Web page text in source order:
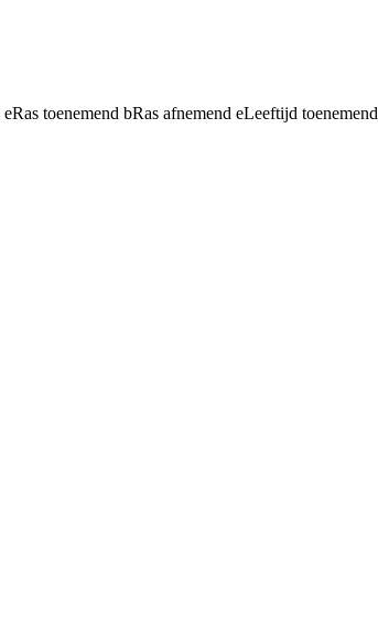
eRas toenemend bRas afnemend eLeeftijd toenemend